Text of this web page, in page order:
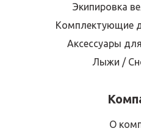
Экипировка
Комплектующие
Аксессуары
Лыжи /
О